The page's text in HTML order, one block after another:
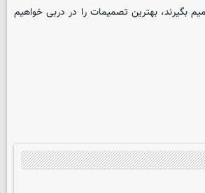
بگیرند، بهترین تصمیمات را در دربی خواهیم